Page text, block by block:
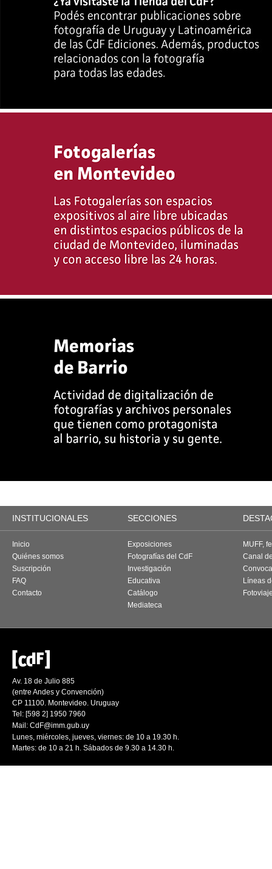
INSTITUCIONALES SECCIONES
Inicio
Quiénes somos
Suscripción
FAQ
Contacto
Exposiciones
Fotografías del CdF
Investigación
Educativa
Catálogo
Mediateca
MUFF,
Canal
Líneas
Av. 18 de Julio 885
(entre Andes y Convención)
CP 11100. Montevideo. Uruguay
Tel: [598 2] 1950 7960
Mail: CdF@imm.gub.uy
Lunes, miércoles, jueves, viernes: de 10 a 19.30 h.
Martes: de 10 a 21 h. Sábados de 9.30 a 14.30 h.